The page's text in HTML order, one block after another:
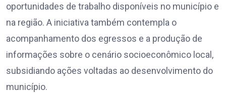
oportunidades de trabalho disponíveis no município e
na região. A iniciativa também contempla o
acompanhamento dos egressos e a produção de
informações sobre o cenário socioeconômico local,
subsidiando ações voltadas ao desenvolvimento do
município.